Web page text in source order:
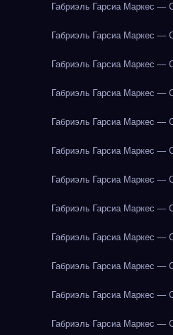
Габриэль Гарсиа Маркес —
Габриэль Гарсиа Маркес —
Габриэль Гарсиа Маркес —
Габриэль Гарсиа Маркес —
Габриэль Гарсиа Маркес —
Габриэль Гарсиа Маркес —
Габриэль Гарсиа Маркес —
Габриэль Гарсиа Маркес —
Габриэль Гарсиа Маркес —
Габриэль Гарсиа Маркес —
Габриэль Гарсиа Маркес —
Габриэль Гарсиа Маркес —